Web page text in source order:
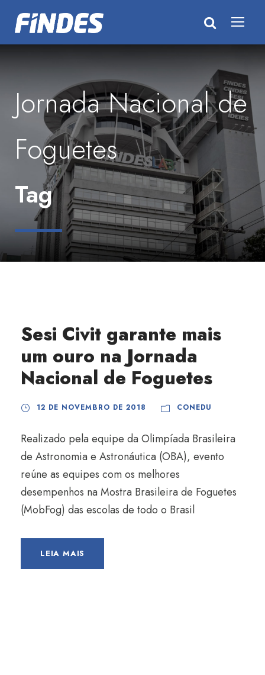
Jornada Nacional de
Foguetes
Tag
Sesi Civit garante mais
um ouro na Jornada
Nacional de Foguetes
12 DE NOVEMBRO DE 2018 CONEDU
Realizado pela equipe da Olimpíada Brasileira
de Astronomia e Astronáutica (OBA), evento
reúne as equipes com os melhores
desempenhos na Mostra Brasileira de Foguetes
(MobFog) das escolas de todo o Brasil
LEIA MAIS